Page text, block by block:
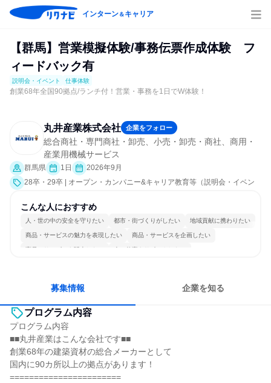
インターン＆キャリア
【群馬】営業模擬体験/事務伝票作成体験 フ
ィードバック有
説明会・イベント 仕事体験
創業68年全国90拠点/ランチ付！営業・事務を1日でW体験！
丸井産業株式会社 企業をフォロー
総合商社・専門商社・卸売、小売・卸売・商社、商用・
産業用機械サービス
群馬県 1日
2026年9月
28卒・29卒 | オープン・カンパニー&キャリア教育等（説明会・イベン
界研究]、仕事体験）
こんな人におすすめ
人・世の中の安全を守りたい 都市・街づくりがしたい 地域貢献に携わりたい
商品・サービスの魅力を表現したい 商品・サービスを企画したい
商品・サービスを販売したい 人の仕事をサポートしたい
募集情報 企業を知る
プログラム内容
プログラム内容
■■丸井産業はこんな会社です■■
創業68年の建築資材の総合メーカーとして
国内に90カ所以上の拠点があります！
=======================